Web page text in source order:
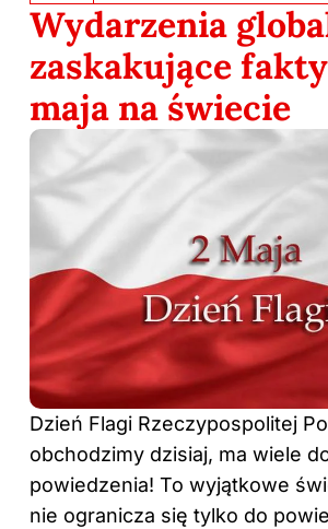
Wydarzenia
zaskakujące
maja na świecie
Dzień Flagi Rzeczypospolitej
obchodzimy dzisiaj, ma wiele
powiedzenia! To wyjątkowe
nie ogranicza się tylko do